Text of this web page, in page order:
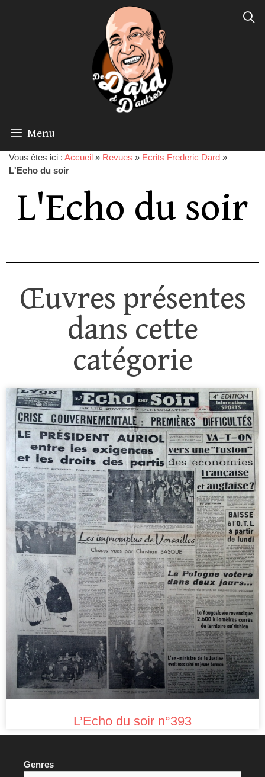
Menu
Vous êtes ici : Accueil » Revues » Ecrits Frederic Dard »
L'Echo du soir
L'Echo du soir
Œuvres présentes
dans cette
catégorie
L’Echo du soir n°393
Genres